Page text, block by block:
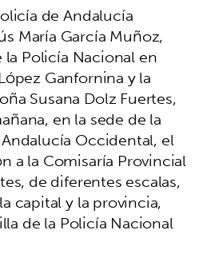
de Andalucía
María García Muñoz,
Policía Nacional en
Ganfornina y la
Susana Dolz Fuertes,
en la sede de la
Occidental, el
a la Comisaría Provincial
de diferentes escalas,
capital y la provincia,
de la Policía Nacional